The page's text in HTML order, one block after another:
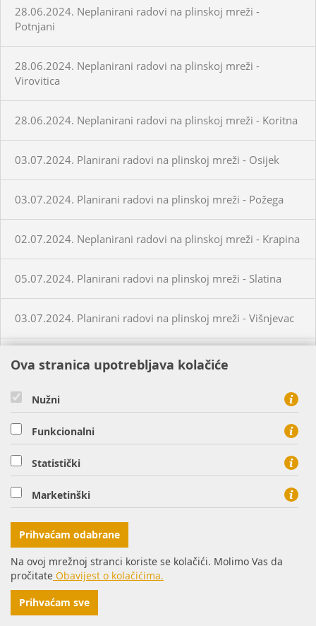
28.06.2024. Neplanirani radovi na plinskoj mreži -
Potnjani
28.06.2024. Neplanirani radovi na plinskoj mreži -
Virovitica
28.06.2024. Neplanirani radovi na plinskoj mreži - Koritna
03.07.2024. Planirani radovi na plinskoj mreži - Osijek
03.07.2024. Planirani radovi na plinskoj mreži - Požega
02.07.2024. Neplanirani radovi na plinskoj mreži - Krapina
05.07.2024. Planirani radovi na plinskoj mreži - Slatina
03.07.2024. Planirani radovi na plinskoj mreži - Višnjevac
03.07.2024. Planirani radovi na plinskoj mreži - Virovitica
03.07.2024. Planirani radovi na plinskoj mreži - Virovitica
03.07.2024. Planirani radovi na plinskoj mreži - Pakrac
03.07.2024. - 04.07.2024. - Planirani radovi na plinskoj
mreži - Sirač
03.07.2024. Neplanirani radovi na plinskoj mreži - Lozan
04.07.2024. Planirani radovi na plinskoj mreži - Osijek
04.07.2024. Neplanirani radovi na plinskoj mreži -
Ova stranica upotrebljava kolačiće
Nužni
Funkcionalni
Statistički
Marketinški
Prihvaćam odabrane
Na ovoj mrežnoj stranci koriste se kolačići. Molimo Vas da
pročitate Obavijest o kolačićima.
Prihvaćam sve